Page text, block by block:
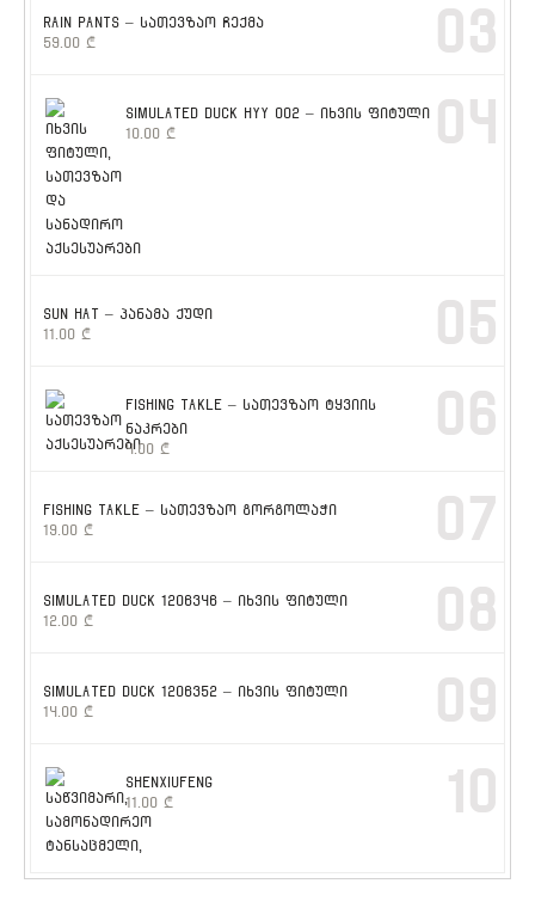
RAIN PANTS – სათევზაო ჩექმა
59.00 ₾ 03
SIMULATED DUCK HYY 002 – იხვის ფიტული
10.00 ₾ 04
SUN HAT – პანამა ქუდი
11.00 ₾ 05
FISHING TAKLE – სათევზაო ტყვიის
ნაკრები
4.00 ₾
06
FISHING TAKLE – სათევზაო გორგოლაჭი
19.00 ₾ 07
SIMULATED DUCK 1206346 – იხვის ფიტული
12.00 ₾ 08
SIMULATED DUCK 1206352 – იხვის ფიტული
14.00 ₾ 09
SHENXIUFENG
11.00 ₾ 10